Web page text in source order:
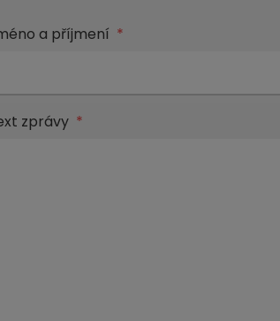
a příjmení *
zprávy *